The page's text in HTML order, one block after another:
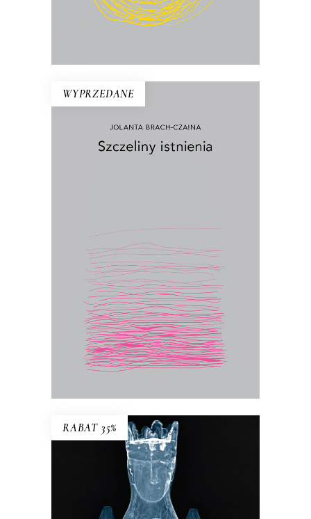
WYPRZEDANE
E-BOOK DO KOSZYKA
Brach-Czainy. Wydany po raz pierwszy
w 1992 roku esej był wielkim
wydarzeniem literackim. Zyskał miano
książki kultowej, „biblii feminizmu”.
35.00zł 17.50zł
RABAT 35%
CO WIDZIAŁA MATKA B.